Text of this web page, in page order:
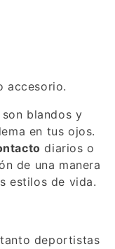
accesorio.
son blandos y
en tus ojos.
diarios o
de una manera
estilos de vida.
deportistas